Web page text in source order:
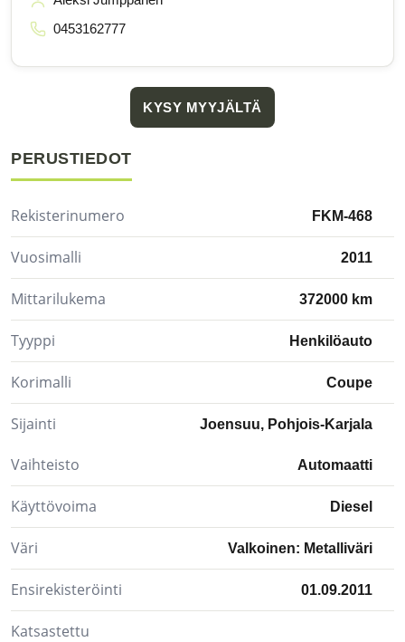
0453162777
KYSY MYYJÄLTÄ
PERUSTIEDOT
Rekisterinumero FKM-468
Vuosimalli 2011
Mittarilukema 372000 km
Tyyppi Henkilöauto
Korimalli Coupe
Sijainti Joensuu, Pohjois-Karjala
Vaihteisto Automaatti
Käyttövoima Diesel
Väri Valkoinen: Metalliväri
Ensirekisteröinti 01.09.2011
Katsastettu